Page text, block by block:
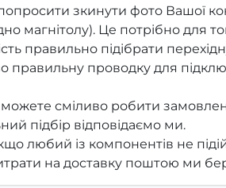
зкинути фото Вашої
магнітолу). Це потрібно для
правильно підібрати
правильну проводку для
сміливо робити
підбір відповідаємо ми.
любий із компонентів не
на доставку поштою ми